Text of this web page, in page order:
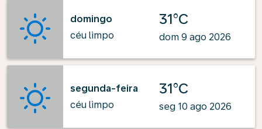
domingo
céu limpo
31°C
dom 9 ago 2026
segunda-feira
céu limpo
31°C
seg 10 ago 2026